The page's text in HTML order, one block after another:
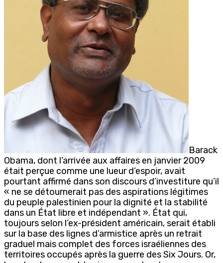
Barack
Obama, dont l’arrivée aux affaires en janvier 2009
était perçue comme une lueur d’espoir, avait
pourtant affirmé dans son discours d’investiture qu’il
« ne se détournerait pas des aspirations légitimes
du peuple palestinien pour la dignité et la stabilité
dans un État libre et indépendant ». État qui,
toujours selon l’ex-président américain, serait établi
sur la base des lignes d’armistice après un retrait
graduel mais complet des forces israéliennes des
territoires occupés après la guerre des Six Jours. Or,